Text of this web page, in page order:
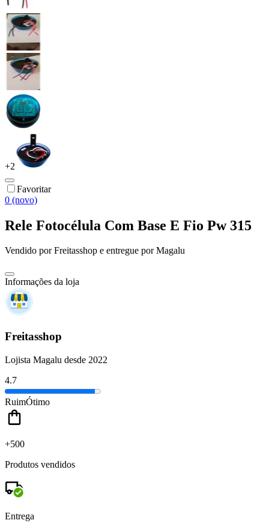
+2
Favoritar
0 (novo)
Rele Fotocélula Com Base E Fio Pw 315
Vendido porFreitasshop e entregue por Magalu
Informações da loja
Freitasshop
Lojista Magalu desde 2022
4.7
RuimÓtimo
+500
Produtos vendidos
Entrega